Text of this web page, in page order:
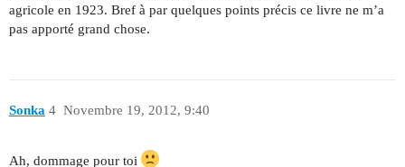
agricole en 1923. Bref à par quelques points précis ce livre ne m’a
pas apporté grand chose.
Sonka Novembre 19, 2012, 9:40
4
Ah, dommage pour toi